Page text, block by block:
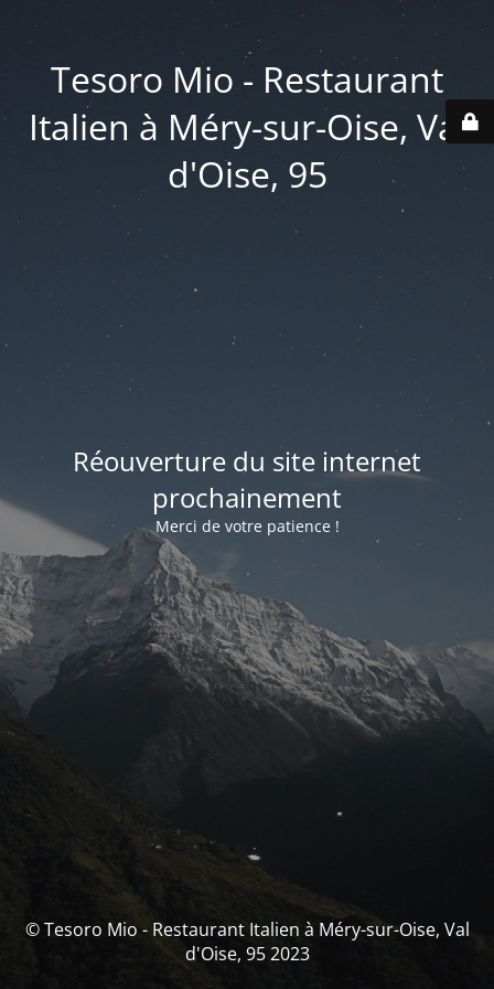
Tesoro Mio - Restaurant
Italien à Méry-sur-Oise, Val
d'Oise, 95
Réouverture du site internet
prochainement
Merci de votre patience !
© Tesoro Mio - Restaurant Italien à Méry-sur-Oise, Val
d'Oise, 95 2023